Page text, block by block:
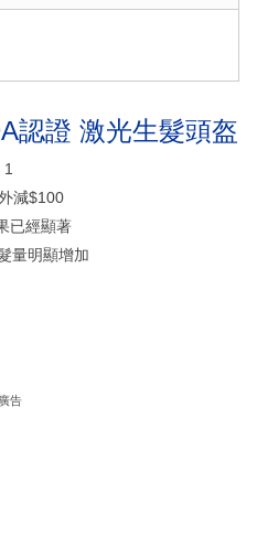
認證 激光生髮頭盔
減$100
已經顯著
量明顯增加
廣告